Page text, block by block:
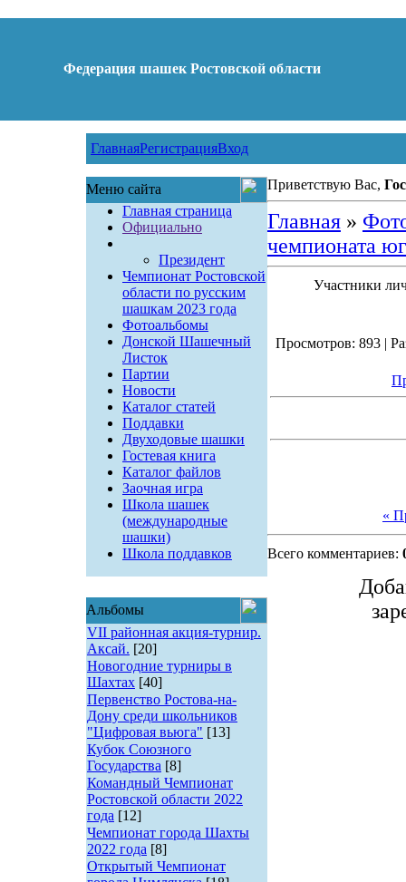
Федерация шашек Ростовской области
ГлавнаяРегистрацияВход
Меню сайта
Главная страница
Официально
Президент
Чемпионат Ростовской
области по русским
шашкам 2023 года
Фотоальбомы
Донской Шашечный
Листок
Партии
Новости
Каталог статей
Поддавки
Двуходовые шашки
Гостевая книга
Каталог файлов
Заочная игра
Школа шашек
(международные
шашки)
Школа поддавков
Альбомы
VII районная акция-турнир.
Аксай. [20]
Новогодние турниры в
Шахтах [40]
Первенство Ростова-на-
Дону среди школьников
"Цифровая вьюга" [13]
Кубок Союзного
Государства [8]
Командный Чемпионат
Ростовской области 2022
года [12]
Чемпионат города Шахты
2022 года [8]
Открытый Чемпионат
Приветствую Вас,
Главная»
чемпионата
Участники
Просмотров: 893 |
«
Всего комментариев: